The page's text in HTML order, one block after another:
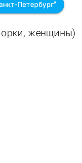
Петербург"
женщины)